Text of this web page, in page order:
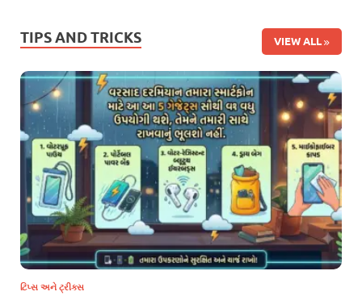
TIPS AND TRICKS VIEW ALL
ટિપ્સ અને ટ્રીક્સ